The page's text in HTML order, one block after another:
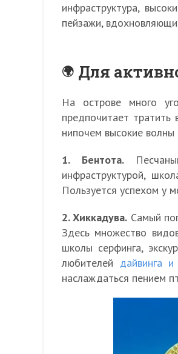
инфраструктура,
пейзажи,
Для
На острове много
предпочитает
нипочем высокие волны
1. Бентота.
инфраструктурой,
Пользуется успехом у
2. Хиккадува. Самый
Здесь множество
школы серфинга,
любителей дайвинга и
наслаждаться пением